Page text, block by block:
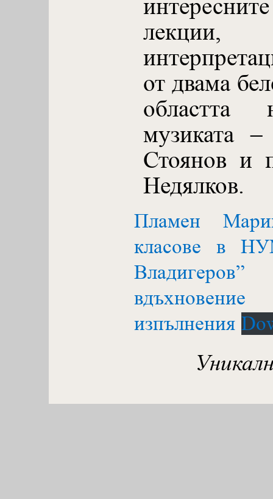
от двама
областта
музиката
Стоянов и
Недялков.
Пламен
класове в
изпълнения